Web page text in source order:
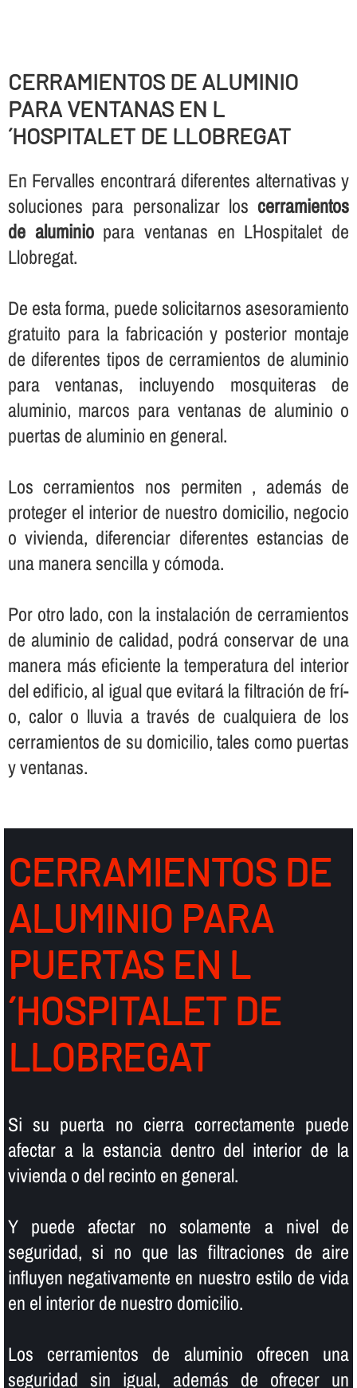
CERRAMIENTOS DE ALUMINIO
PARA VENTANAS EN L
´HOSPITALET DE LLOBREGAT
En Fervalles encontrará diferentes alternativas y
soluciones para personalizar loscerramientos
de aluminiopara ventanas en L´Hospitalet de
Llobregat.
De esta forma, puede solicitarnos asesoramiento
gratuito para la fabricación y posterior montaje
de diferentes tipos de cerramientos de aluminio
para ventanas, incluyendo mosquiteras de
aluminio, marcos para ventanas de aluminio o
puertas de aluminio en general.
Los cerramientos nos permiten , además de
proteger el interior de nuestro domicilio, negocio
o vivienda, diferenciar diferentes estancias de
una manera sencilla y cómoda.
Por otro lado, con la instalación de cerramientos
de aluminio de calidad, podrá conservar de una
manera más eficiente la temperatura del interior
del edificio, al igual que evitará la filtración de frí­
o, calor o lluvia a través de cualquiera de los
cerramientos de su domicilio, tales como puertas
y ventanas.
CERRAMIENTOS DE
ALUMINIO PARA
PUERTAS EN L
´HOSPITALET DE
LLOBREGAT
Si su puerta no cierra correctamente puede
afectar a la estancia dentro del interior de la
vivienda o del recinto en general.
Y puede afectar no solamente a nivel de
seguridad, si no que las filtraciones de aire
influyen negativamente en nuestro estilo de vida
en el interior de nuestro domicilio.
Los cerramientos de aluminio ofrecen una
seguridad sin igual, además de ofrecer un